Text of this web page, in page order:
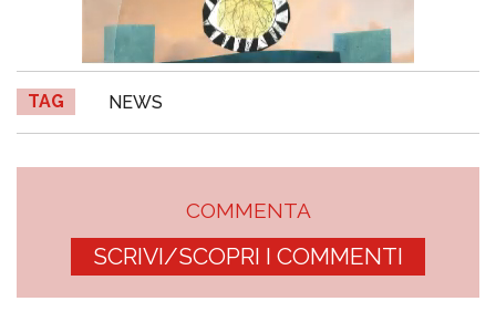
TAG NEWS
COMMENTA
SCRIVI/SCOPRI I COMMENTI